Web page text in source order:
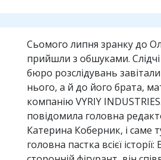
Сьомого липня зранку до
прийшли з обшуками.
бюро розслідувань
нього, а й до його брата,
компанію VYRIY
повідомила головна
Катерина Коберник, і саме
головна пастка всієї